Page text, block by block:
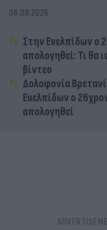
06.08.2026
Στην Ευελπίδων ο
απολογηθεί: Τι θα
βίντεο
Δολοφονία
Ευελπίδων ο
απολογηθεί